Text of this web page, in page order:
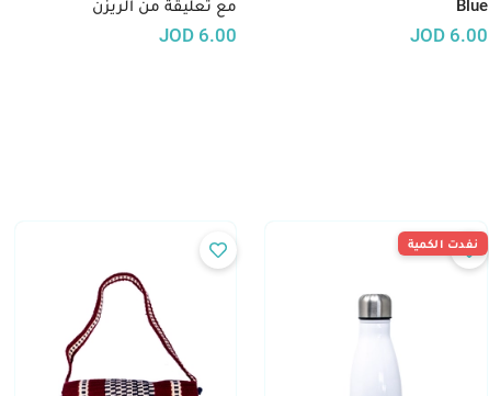
Blue
6.00
JOD
مع تعليقة من الريزن
6.00
JOD
نفدت الكمية